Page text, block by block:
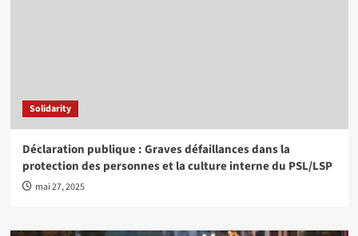
Solidarity
Déclaration publique : Graves défaillances dans la
protection des personnes et la culture interne du PSL/LSP
mai 27, 2025